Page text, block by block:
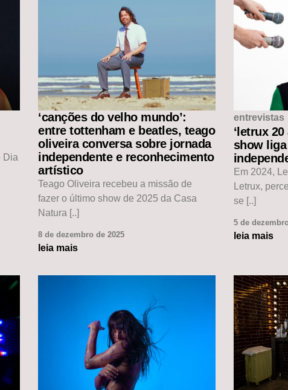
Dia
‘canções do velho mundo’:
entre tottenham e beatles, teago
oliveira conversa sobre jornada
independente e reconhecimento
artístico
Teago Oliveira recebeu a missão de
fazer o último show de 2025 da Casa
Natura [..]
8 de dezembro de 2025
leia mais
entrevistas
‘letrux
show
Em 2024,
Letrux,
se [..]
5 de
leia mais